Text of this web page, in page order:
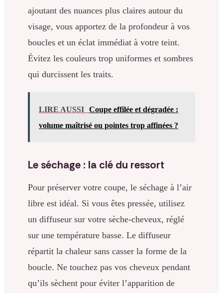
ajoutant des nuances plus claires autour du
visage, vous apportez de la profondeur à vos
boucles et un éclat immédiat à votre teint.
Évitez les couleurs trop uniformes et sombres
qui durcissent les traits.
LIRE AUSSI Coupe effilée et dégradée :
volume maîtrisé ou pointes trop affinées ?
Le séchage : la clé du ressort
Pour préserver votre coupe, le séchage à l’air
libre est idéal. Si vous êtes pressée, utilisez
un diffuseur sur votre sèche-cheveux, réglé
sur une température basse. Le diffuseur
répartit la chaleur sans casser la forme de la
boucle. Ne touchez pas vos cheveux pendant
qu’ils sèchent pour éviter l’apparition de